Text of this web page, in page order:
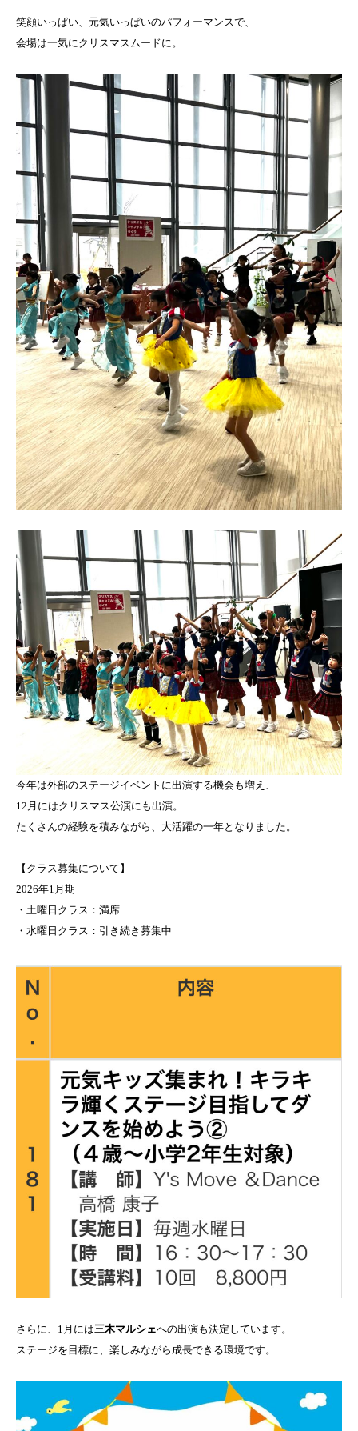
笑顔いっぱい、元気いっぱいのパフォーマンスで、
会場は一気にクリスマスムードに。
今年は外部のステージイベントに出演する機会も増え、
12月にはクリスマス公演にも出演。
たくさんの経験を積みながら、大活躍の一年となりました。
【クラス募集について】
2026年1月期
・土曜日クラス：満席
・水曜日クラス：引き続き募集中
さらに、1月には三木マルシェへの出演も決定しています。
ステージを目標に、楽しみながら成長できる環境です。